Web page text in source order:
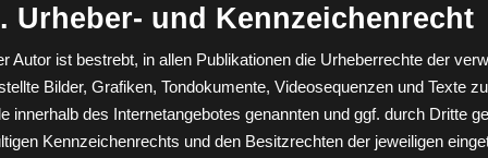
Urheber- und Kennzeichenrecht
Autor ist bestrebt, in allen Publikationen die Urheberrechte der
Bilder, Grafiken, Tondokumente, Videosequenzen und Texte
innerhalb des Internetangebotes genannten und ggf. durch Dritte
Kennzeichenrechts und den Besitzrechten der jeweiligen